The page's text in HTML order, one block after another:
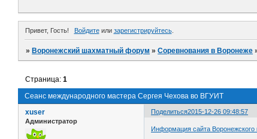
Привет, Гость! Войдитеили зарегистрируйтесь.
»Воронежский шахматный форум »Соревнования в Воронеже
Сеанс международного мастера Сергея Чехова во ВГУИТ
Страница:1
Поделиться2015-12-26 09:48:57
xuser
Администратор
Информация сайта Воронежского